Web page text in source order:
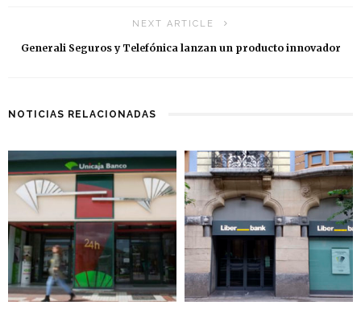
NEXT ARTICLE
Generali Seguros y Telefónica lanzan un producto innovador
NOTICIAS RELACIONADAS